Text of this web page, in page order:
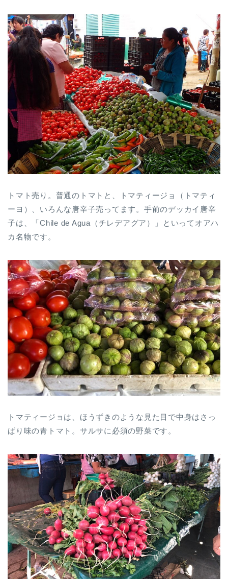
トマト売り。普通のトマトと、トマティージョ（トマティ
ーヨ）、いろんな唐辛子売ってます。手前のデッカイ唐辛
子は、「Chile de Agua（チレデアグア）」といってオアハ
カ名物です。
トマティージョは、ほうずきのような見た目で中身はさっ
ぱり味の青トマト。サルサに必須の野菜です。